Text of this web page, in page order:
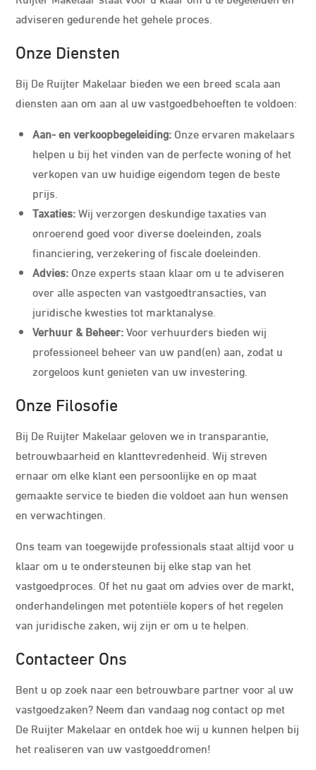
adviseren gedurende het gehele proces.
Onze Diensten
Bij De Ruijter Makelaar bieden we een breed scala aan
diensten aan om aan al uw vastgoedbehoeften te voldoen:
Aan- en verkoopbegeleiding:Onze ervaren makelaars
helpen u bij het vinden van de perfecte woning of het
verkopen van uw huidige eigendom tegen de beste
prijs.
Taxaties:Wij verzorgen deskundige taxaties van
onroerend goed voor diverse doeleinden, zoals
financiering, verzekering of fiscale doeleinden.
Advies:Onze experts staan klaar om u te adviseren
over alle aspecten van vastgoedtransacties, van
juridische kwesties tot marktanalyse.
Verhuur & Beheer:Voor verhuurders bieden wij
professioneel beheer van uw pand(en) aan, zodat u
zorgeloos kunt genieten van uw investering.
Onze Filosofie
Bij De Ruijter Makelaar geloven we in transparantie,
betrouwbaarheid en klanttevredenheid. Wij streven
ernaar om elke klant een persoonlijke en op maat
gemaakte service te bieden die voldoet aan hun wensen
en verwachtingen.
Ons team van toegewijde professionals staat altijd voor u
klaar om u te ondersteunen bij elke stap van het
vastgoedproces. Of het nu gaat om advies over de markt,
onderhandelingen met potentiële kopers of het regelen
van juridische zaken, wij zijn er om u te helpen.
Contacteer Ons
Bent u op zoek naar een betrouwbare partner voor al uw
vastgoedzaken? Neem dan vandaag nog contact op met
De Ruijter Makelaar en ontdek hoe wij u kunnen helpen bij
het realiseren van uw vastgoeddromen!